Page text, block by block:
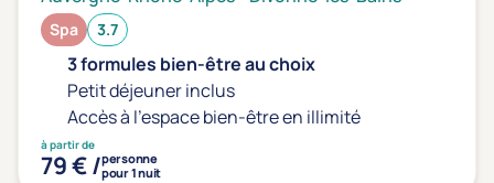
Sport
Yoga
Offres spéciales
Spa 3.7
3 formules bien-être au choix
Petit déjeuner inclus
Accès à l'espace bien-être en illimité
à partir de
79 € /personne
pour 1 nuit